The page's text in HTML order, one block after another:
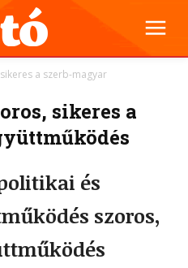
a szerb-magyar
sikeres a
és
szoros,